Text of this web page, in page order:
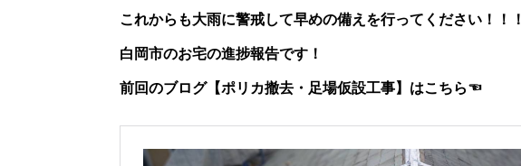
これからも大雨に警戒して早めの備えを行ってください！！！
白岡市のお宅の進捗報告です！
前回のブログ【ポリカ撤去・足場仮設工事】はこちら☜